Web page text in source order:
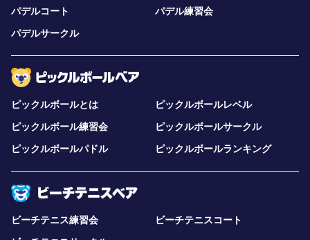
パデルコート
パデル練習会
パデルサークル
ピックルボールとは
ピックルボールレベル
ピックルボール練習会
ピックルボールサークル
ピックルボールパドル
ピックルボールランキング
ビーチテニス練習会
ビーチテニスコート